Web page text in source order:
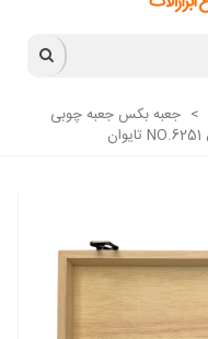
> جعبه بکس جعبه چوبی